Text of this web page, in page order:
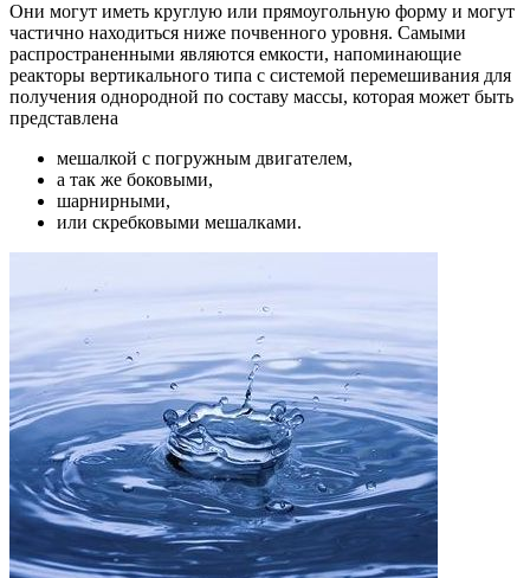
Они могут иметь круглую или прямоугольную форму и могут
частично находиться ниже почвенного уровня. Самыми
распространенными являются емкости, напоминающие
реакторы вертикального типа с системой перемешивания для
получения однородной по составу массы, которая может быть
представлена
мешалкой с погружным двигателем,
а так же боковыми,
шарнирными,
или скребковыми мешалками.